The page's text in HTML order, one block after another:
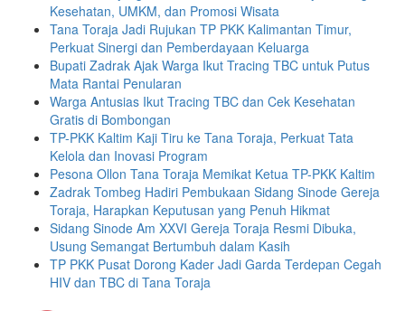
Kesehatan, UMKM, dan Promosi Wisata
Tana Toraja Jadi Rujukan TP PKK Kalimantan Timur,
Perkuat Sinergi dan Pemberdayaan Keluarga
Bupati Zadrak Ajak Warga Ikut Tracing TBC untuk Putus
Mata Rantai Penularan
Warga Antusias Ikut Tracing TBC dan Cek Kesehatan
Gratis di Bombongan
TP-PKK Kaltim Kaji Tiru ke Tana Toraja, Perkuat Tata
Kelola dan Inovasi Program
Pesona Ollon Tana Toraja Memikat Ketua TP-PKK Kaltim
Zadrak Tombeg Hadiri Pembukaan Sidang Sinode Gereja
Toraja, Harapkan Keputusan yang Penuh Hikmat
Sidang Sinode Am XXVI Gereja Toraja Resmi Dibuka,
Usung Semangat Bertumbuh dalam Kasih
TP PKK Pusat Dorong Kader Jadi Garda Terdepan Cegah
HIV dan TBC di Tana Toraja